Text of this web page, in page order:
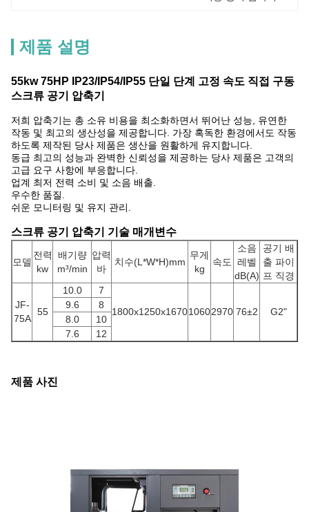
제품 설명
55kw 75HP IP23/IP54/IP55 단일 단계 고정 속도 직접 구동
스크류 공기 압축기
저희 압축기는 총 소유 비용을 최소화하면서 뛰어난 성능, 유연한
작동 및 최고의 생산성을 제공합니다. 가장 혹독한 환경에서도 작동
하도록 제작된 당사 제품은 생산을 원활하게 유지합니다.
동급 최고의 성능과 완벽한 신뢰성을 제공하는 당사 제품은 고객의
고급 요구 사항에 부응합니다.
업계 최저 전력 소비 및 소음 배출.
우수한 품질.
쉬운 모니터링 및 유지 관리.
스크류 공기 압축기 기술 매개변수
모델
전력
kw
배기량
m³/min
압력
바
치수(L*W*H)mm
무게
kg
속도
소음
레벨
dB(A)
공기 배
출 파이
프 직경
JF-
75A
55
10.0
7
1800x1250x167010602970 76±2 G2"
9.6
8
8.0
10
7.6
12
제품 사진